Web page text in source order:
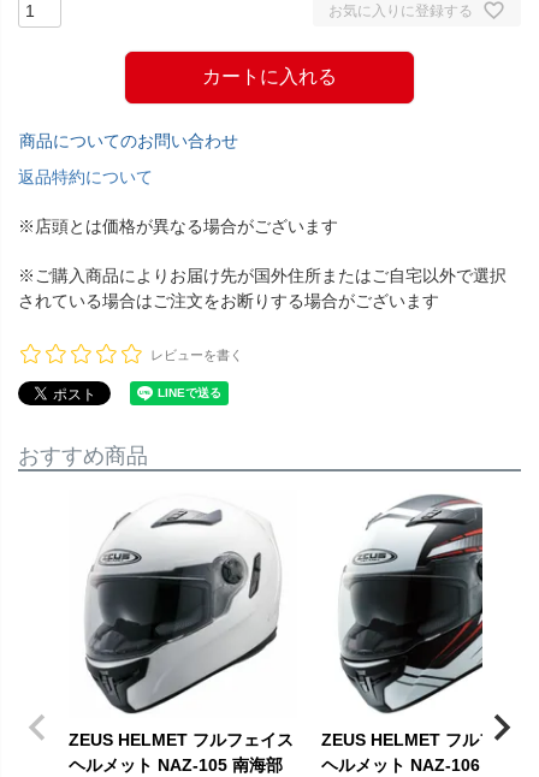
お気に入りに登録する
カートに入れる
商品についてのお問い合わせ
返品特約について
※店頭とは価格が異なる場合がございます
※ご購入商品によりお届け先が国外住所またはご自宅以外で選択
されている場合はご注文をお断りする場合がございます
レビューを書く
おすすめ商品
ZEUS HELMET フルフェイス
ヘルメット NAZ-105 南海部
ZEUS HELMET フルフェイ
ヘルメット NAZ-106 南海部